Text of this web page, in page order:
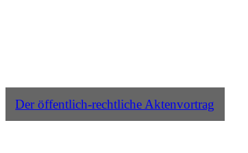
Der öffentlich-rechtliche Aktenvortrag